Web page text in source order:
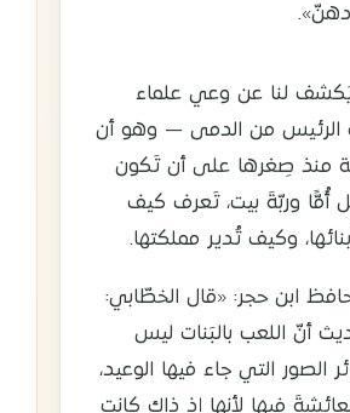
لنا عن وعي علماء
الرئيس من الدمى — وهو أن
منذ صِغرها على أن تَكون
أُمًّا وربّةَ بيت، تَعرف كيف
وكيف تُدير مملكتها.
ابن حجر: «قال الخطّابي:
أنّ اللعب بالبَنات ليس
الصور التي جاء فيها الوعيد،
فيها لأنها إذ ذاك كانت